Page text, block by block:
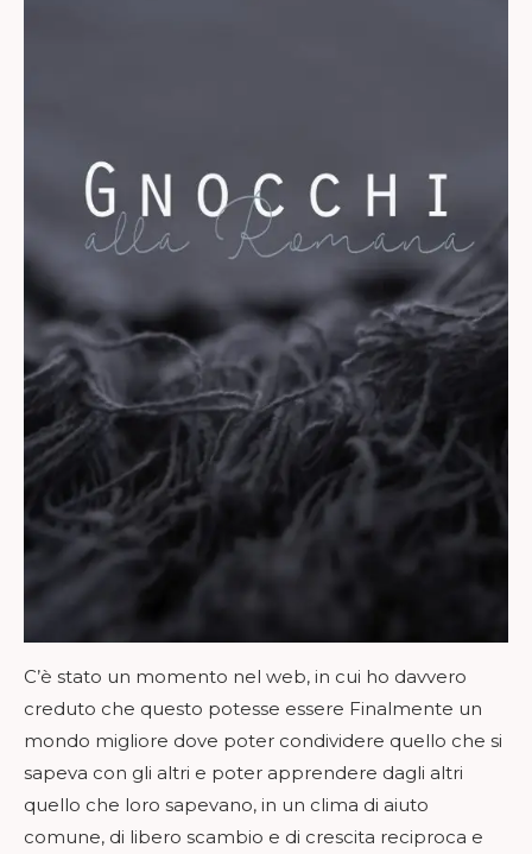
C’è stato un momento nel web, in cui ho davvero
creduto che questo potesse essere Finalmente un
mondo migliore dove poter condividere quello che si
sapeva con gli altri e poter apprendere dagli altri
quello che loro sapevano, in un clima di aiuto
comune, di libero scambio e di crescita reciproca e